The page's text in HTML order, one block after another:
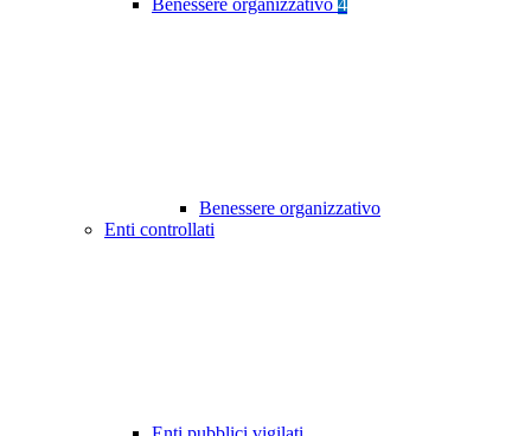
Benessere organizzativo 4
Benessere organizzativo
Enti controllati